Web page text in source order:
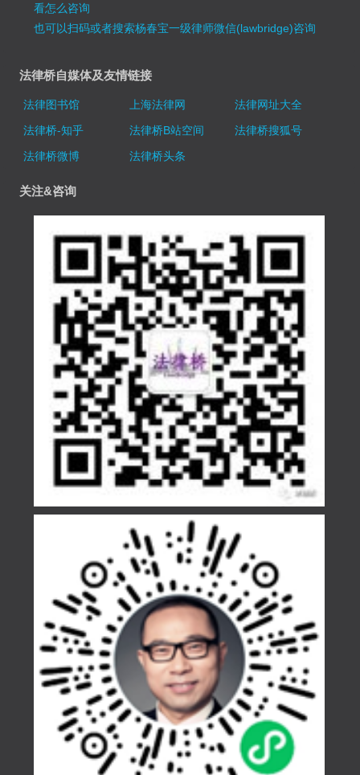
看怎么咨询
也可以扫码或者搜索杨春宝一级律师微信(lawbridge)咨询
法律桥自媒体及友情链接
法律图书馆 上海法律网
法律网址大全
法律桥-知乎
法律桥B站空间
法律桥搜狐号
法律桥微博
法律桥头条
关注&咨询